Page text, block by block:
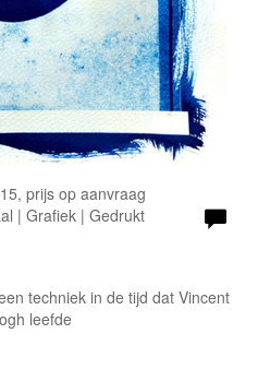
prijs op aanvraag
| Grafiek | Gedrukt
techniek in de tijd dat Vincent
leefde